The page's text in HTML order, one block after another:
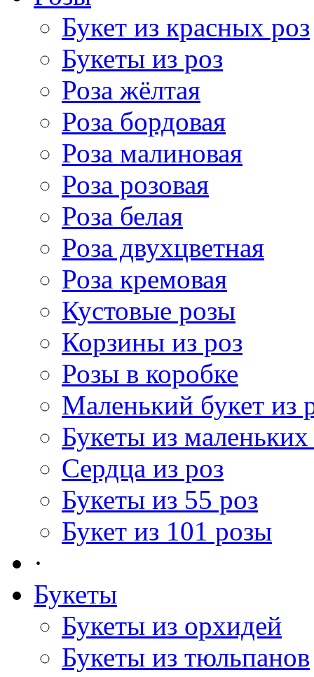
Букет из красных роз
Букеты из роз
Роза жёлтая
Роза бордовая
Роза малиновая
Роза розовая
Роза белая
Роза двухцветная
Роза кремовая
Кустовые розы
Корзины из роз
Розы в коробке
Маленький букет из
Букеты из маленьких
Сердца из роз
Букеты из 55 роз
Букет из 101 розы
·
Букеты
Букеты из орхидей
Букеты из тюльпанов